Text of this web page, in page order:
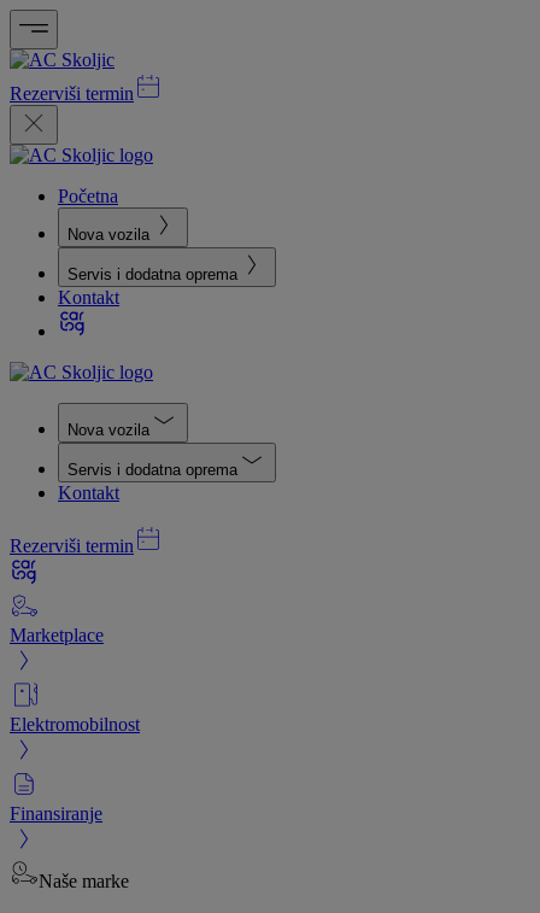
Rezerviši termin
Početna
Nova vozila
Servis i dodatna oprema
Kontakt
Nova vozila
Servis i dodatna oprema
Kontakt
Rezerviši termin
Marketplace
Elektromobilnost
Finansiranje
Naše marke